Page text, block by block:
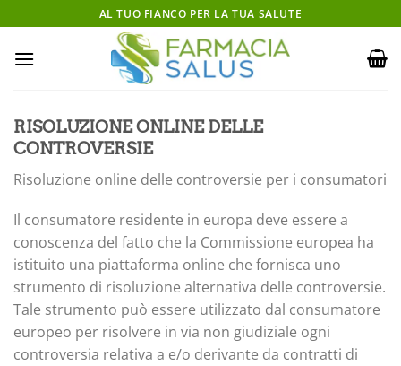
ai
contenuti
AL TUO FIANCO PER LA TUA SALUTE
RISOLUZIONE ONLINE DELLE
CONTROVERSIE
Risoluzione online delle controversie per i consumatori
Il consumatore residente in europa deve essere a
conoscenza del fatto che la Commissione europea ha
istituito una piattaforma online che fornisca uno
strumento di risoluzione alternativa delle controversie.
Tale strumento può essere utilizzato dal consumatore
europeo per risolvere in via non giudiziale ogni
controversia relativa a e/o derivante da contratti di